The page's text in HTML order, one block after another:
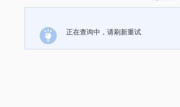
正在查询中，请刷新重试